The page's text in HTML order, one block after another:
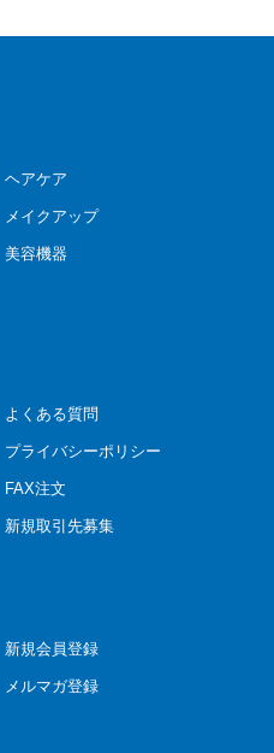
ヘアケア
メイクアップ
美容機器
よくある質問
プライバシーポリシー
FAX注文
新規取引先募集
新規会員登録
メルマガ登録